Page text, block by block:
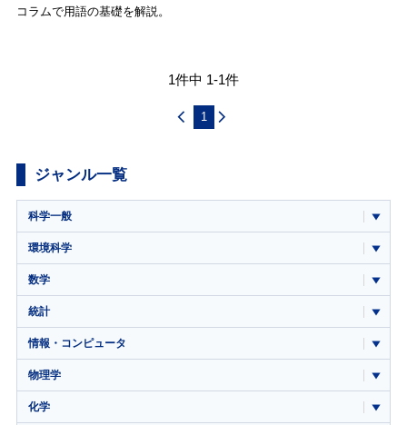
コラムで用語の基礎を解説。
1件中 1-1件
1
ジャンル一覧
科学一般
環境科学
数学
統計
情報・コンピュータ
物理学
化学